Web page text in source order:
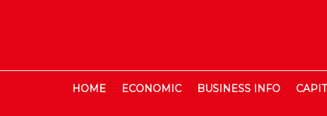
HOME ECONOMIC BUSINESS INFO